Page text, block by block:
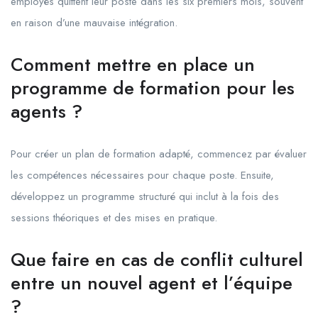
en raison d’une mauvaise intégration.
Comment mettre en place un
programme de formation pour les
agents ?
Pour créer un plan de formation adapté, commencez par évaluer
les compétences nécessaires pour chaque poste. Ensuite,
développez un programme structuré qui inclut à la fois des
sessions théoriques et des mises en pratique.
Que faire en cas de conflit culturel
entre un nouvel agent et l’équipe
?